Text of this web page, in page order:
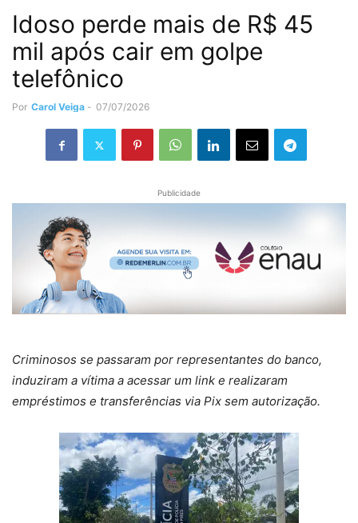
Idoso perde mais de R$ 45
mil após cair em golpe
telefônico
Por Carol Veiga - 07/07/2026
Publicidade
Criminosos se passaram por representantes do banco,
induziram a vítima a acessar um link e realizaram
empréstimos e transferências via Pix sem autorização.